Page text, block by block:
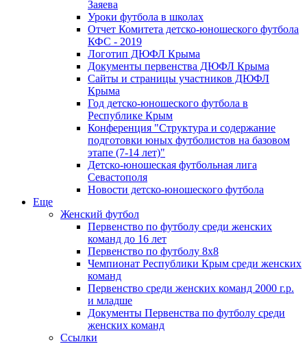
Заяева
Уроки футбола в школах
Отчет Комитета детско-юношеского футбола
КФС - 2019
Логотип ДЮФЛ Крыма
Документы первенства ДЮФЛ Крыма
Сайты и страницы участников ДЮФЛ
Крыма
Год детско-юношеского футбола в
Республике Крым
Конференция "Структура и содержание
подготовки юных футболистов на базовом
этапе (7-14 лет)"
Детско-юношеская футбольная лига
Севастополя
Новости детско-юношеского футбола
Еще
Женский футбол
Первенство по футболу среди женских
команд до 16 лет
Первенство по футболу 8х8
Чемпионат Республики Крым среди женских
команд
Первенство среди женских команд 2000 г.р.
и младше
Документы Первенства по футболу среди
женских команд
Ссылки